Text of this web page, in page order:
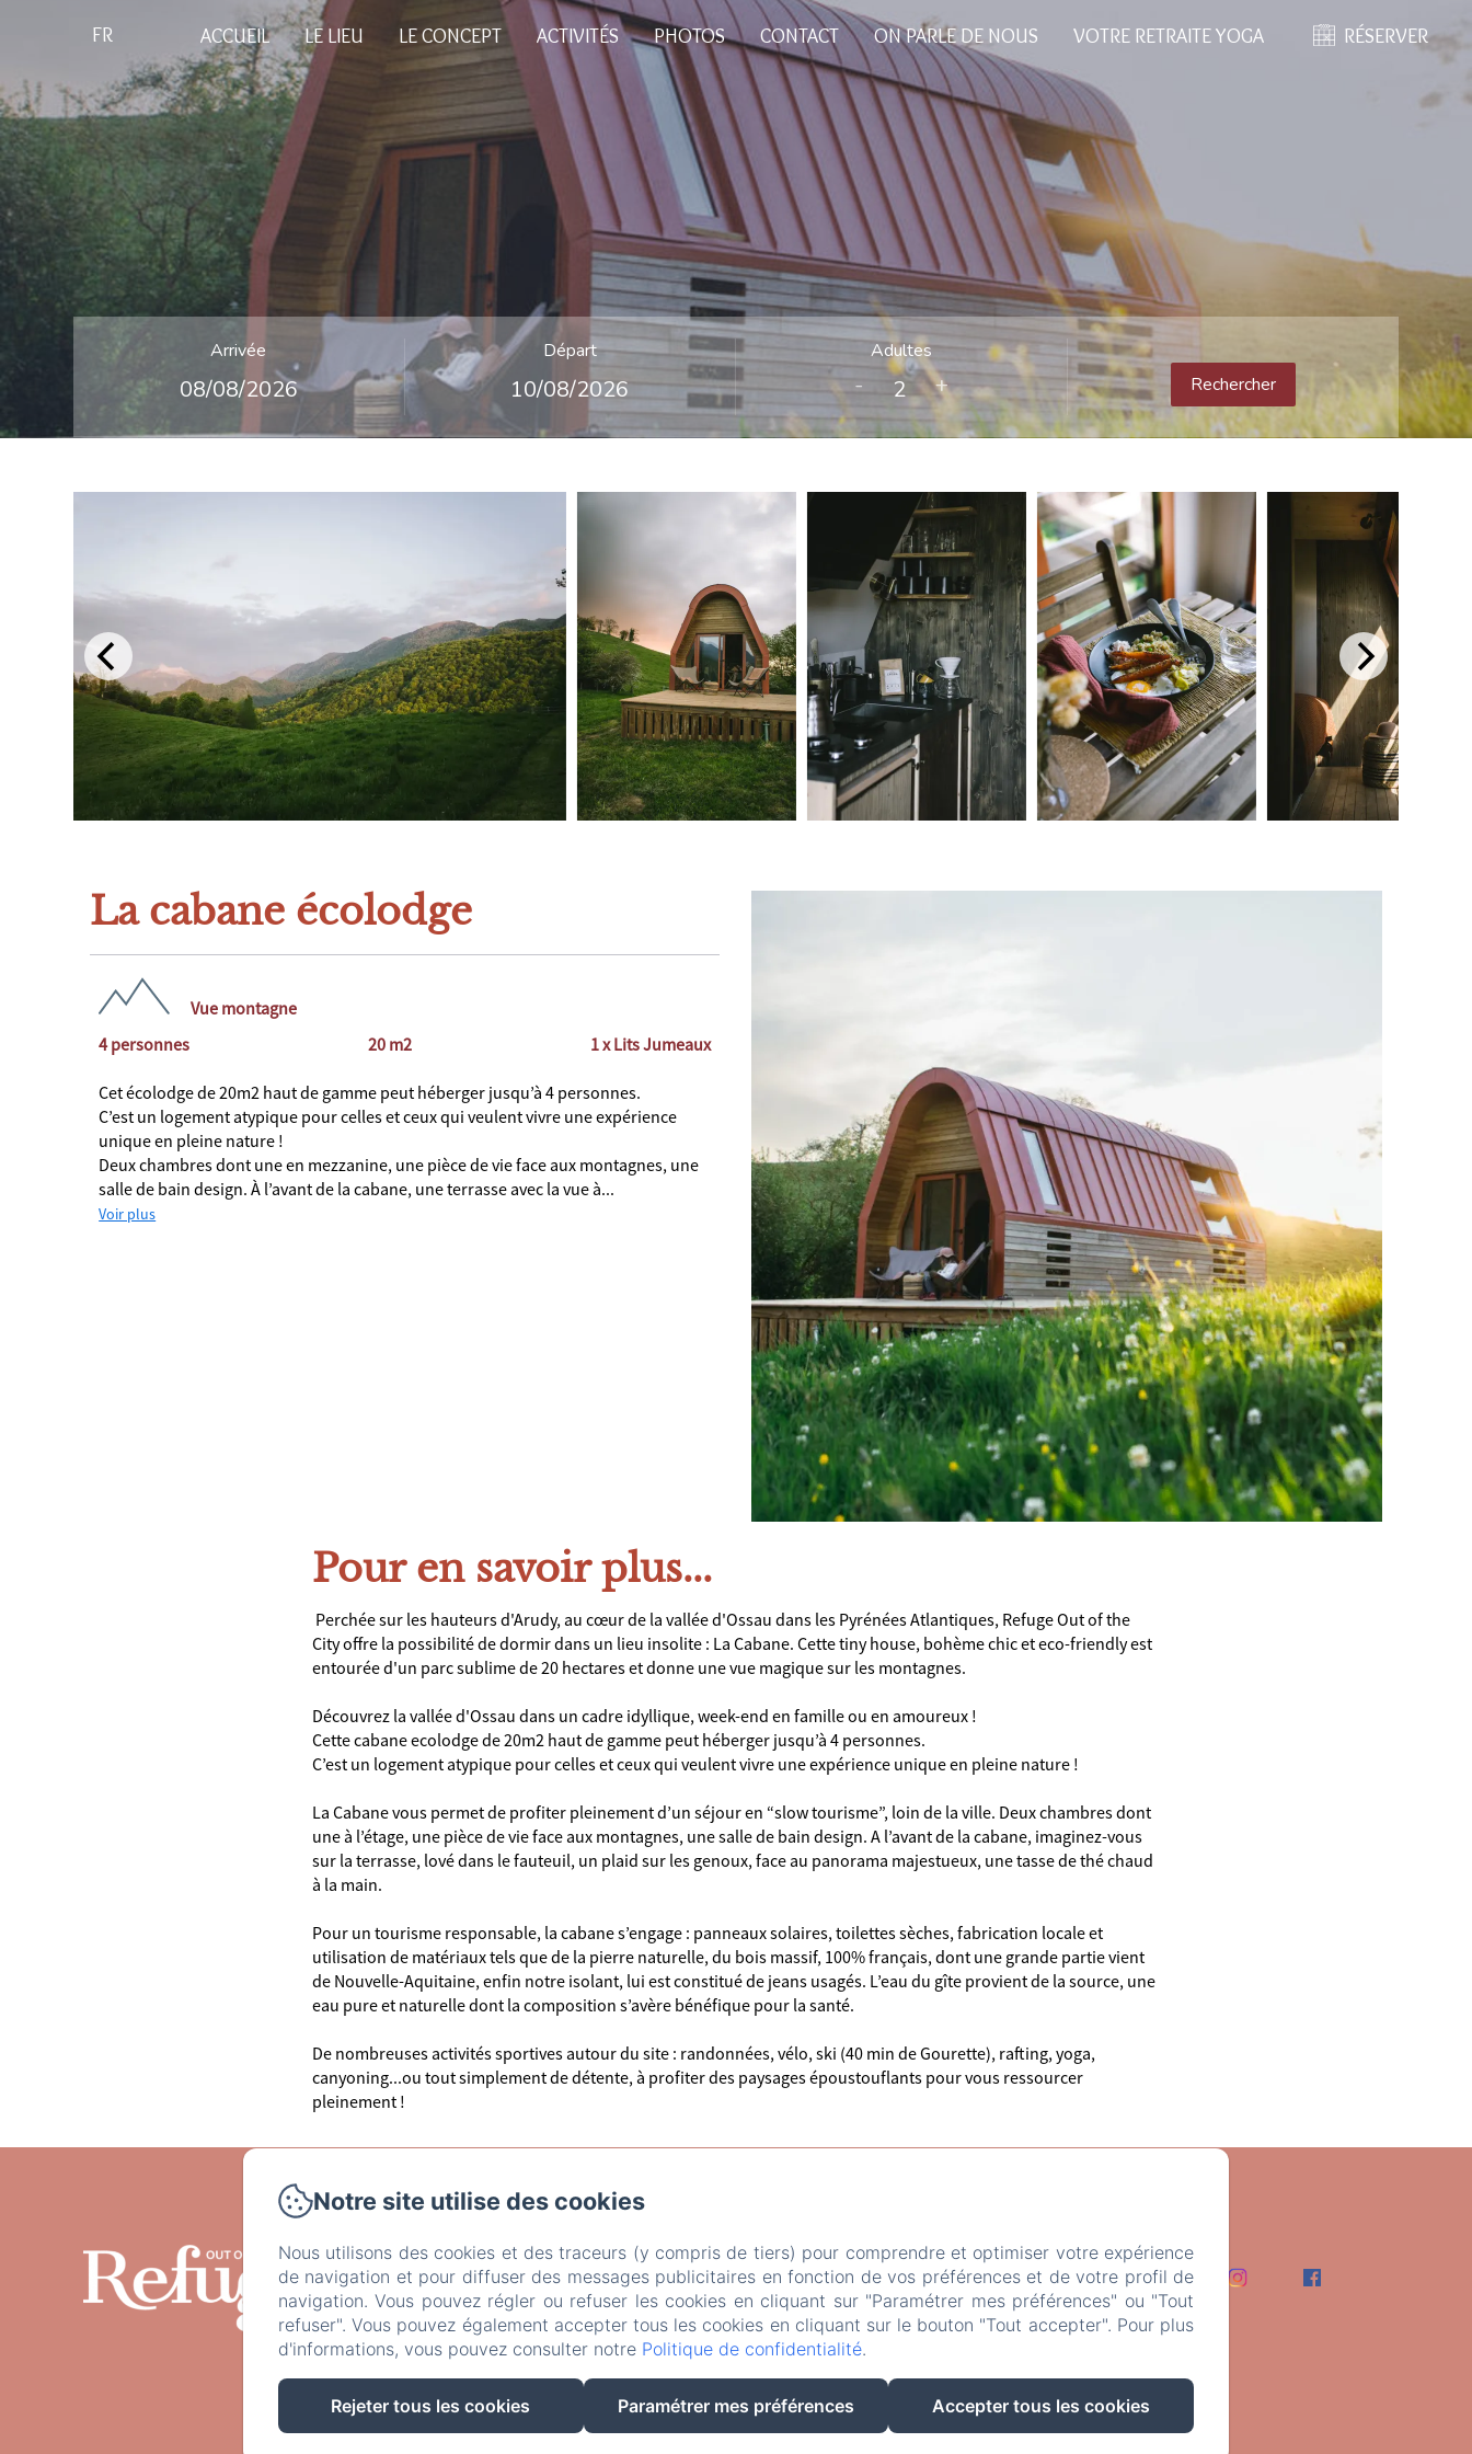
FR ACCUEIL LE LIEU LE CONCEPT ACTIVITÉS PHOTOS CONTACT ON PARLE DE NOUS VOTRE RETRAITE YOGA RÉSERVER
Arrivée Départ Adultes
- + Rechercher
La cabane écolodge
Vue montagne
4 personnes
20 m2 1 x Lits Jumeaux
Cet écolodge de 20m2 haut de gamme peut héberger jusqu’à 4 personnes.
C’est un logement atypique pour celles et ceux qui veulent vivre une expérience
unique en pleine nature !
Deux chambres dont une en mezzanine, une pièce de vie face aux montagnes, une
salle de bain design. À l’avant de la cabane, une terrasse avec la vue à...
Voir plus
Pour en savoir plus...
Perchée sur les hauteurs d'Arudy, au cœur de la vallée d'Ossau dans les Pyrénées Atlantiques, Refuge Out of the
City offre la possibilité de dormir dans un lieu insolite : La Cabane. Cette tiny house, bohème chic et eco-friendly est
entourée d'un parc sublime de 20 hectares et donne une vue magique sur les montagnes.
Découvrez la vallée d'Ossau dans un cadre idyllique, week-end en famille ou en amoureux !
Cette cabane ecolodge de 20m2 haut de gamme peut héberger jusqu’à 4 personnes.
C’est un logement atypique pour celles et ceux qui veulent vivre une expérience unique en pleine nature !
La Cabane vous permet de profiter pleinement d’un séjour en “slow tourisme”, loin de la ville. Deux chambres dont
une à l’étage, une pièce de vie face aux montagnes, une salle de bain design. A l’avant de la cabane, imaginez-vous
sur la terrasse, lové dans le fauteuil, un plaid sur les genoux, face au panorama majestueux, une tasse de thé chaud
à la main.
Pour un tourisme responsable, la cabane s’engage : panneaux solaires, toilettes sèches, fabrication locale et
utilisation de matériaux tels que de la pierre naturelle, du bois massif, 100% français, dont une grande partie vient
de Nouvelle-Aquitaine, enfin notre isolant, lui est constitué de jeans usagés. L’eau du gîte provient de la source, une
eau pure et naturelle dont la composition s’avère bénéfique pour la santé.
De nombreuses activités sportives autour du site : randonnées, vélo, ski (40 min de Gourette), rafting, yoga,
canyoning...ou tout simplement de détente, à profiter des paysages époustouflants pour vous ressourcer
pleinement !
Accueil
Le lieu Le concept Activités Livre d'or Photos Contact
EN FR
Créé par Amenitiz
Notre site utilise des cookies
Nous utilisons des cookies et des traceurs (y compris de tiers) pour comprendre et optimiser votre expérience
de navigation et pour diffuser des messages publicitaires en fonction de vos préférences et de votre profil de
navigation. Vous pouvez régler ou refuser les cookies en cliquant sur "Paramétrer mes préférences" ou "Tout
refuser". Vous pouvez également accepter tous les cookies en cliquant sur le bouton "Tout accepter". Pour plus
d'informations, vous pouvez consulter notre Politique de confidentialité.
Rejeter tous les cookies Paramétrer mes préférences Accepter tous les cookies